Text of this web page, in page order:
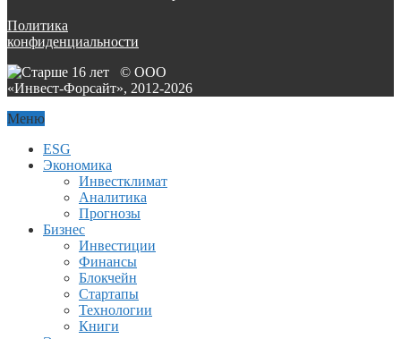
Политика
конфиденциальности
© ООО
«Инвест-Форсайт», 2012-2026
Меню
ESG
Экономика
Инвестклимат
Аналитика
Прогнозы
Бизнес
Инвестиции
Финансы
Блокчейн
Стартапы
Технологии
Книги